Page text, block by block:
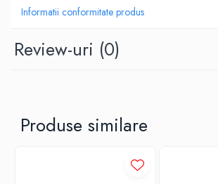
Informatii conformitate produs
Review-uri (0)
Produse similare